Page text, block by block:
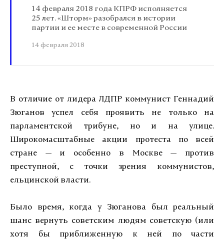
14 февраля 2018 года КПРФ исполняется
25 лет. «Шторм» разобрался в истории
партии и ее месте в современной России
14 февраля 2018
В отличие от лидера ЛДПР коммунист Геннадий
Зюганов успел себя проявить не только на
парламентской трибуне, но и на улице.
Широкомасштабные акции протеста по всей
стране — и особенно в Москве — против
преступной, с точки зрения коммунистов,
ельцинской власти.
Было время, когда у Зюганова был реальный
шанс вернуть советским людям советскую (или
хотя бы приближенную к ней по части